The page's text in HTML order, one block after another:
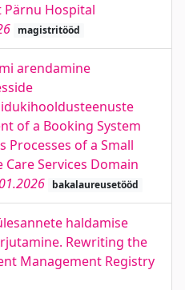
Hospital
magistritööd
arendamine
of a Booking System
Processes of a Small
Services Domain
bakalaureusetööd
haldamise
Rewriting the
Management Registry